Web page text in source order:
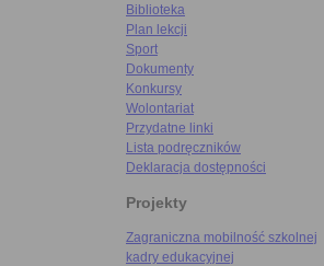
Biblioteka
Plan lekcji
Sport
Dokumenty
Konkursy
Wolontariat
Przydatne linki
Lista podręczników
Deklaracja dostępności
Projekty
Zagraniczna mobilność szkolnej
kadry edukacyjnej